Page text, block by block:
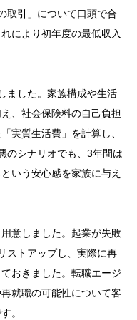
取引」について口頭で合
により初年度の最低収入
ました。家族構成や生活
、社会保険料の自己負担
実質生活費」を計算し、
のシナリオでも、3年間は
いう安心感を家族に与え
意しました。起業が失敗
ストアップし、実際に再
おきました。転職エージ
就職の可能性について客
。